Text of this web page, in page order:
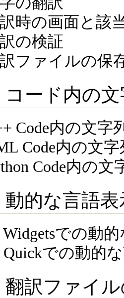
時の画面と該
の検証
ファイルの保
ード内の文
Code内の文字
Code内の文字
Code内の文
的な言語表
での動
での動的
訳ファイル